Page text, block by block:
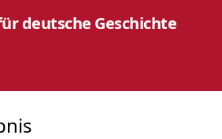
deutsche Geschichte